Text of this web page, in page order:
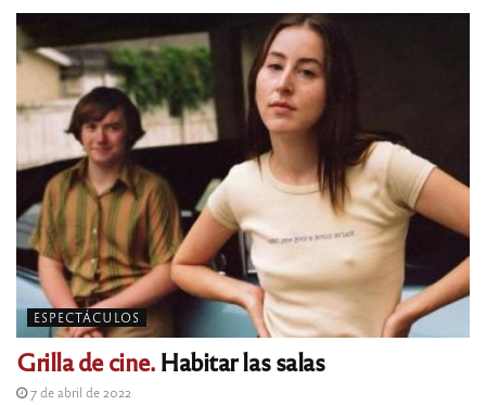
ESPECTÁCULOS
Grilla de cine.Habitar las salas
7 de abril de 2022